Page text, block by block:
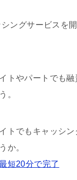
ングサービスを
トやパートでも
。
トでもキャッシ
か。
短20分で完了